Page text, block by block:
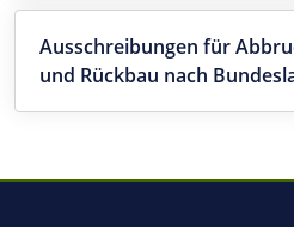
Ausschreibungen für
und Rückbau nach